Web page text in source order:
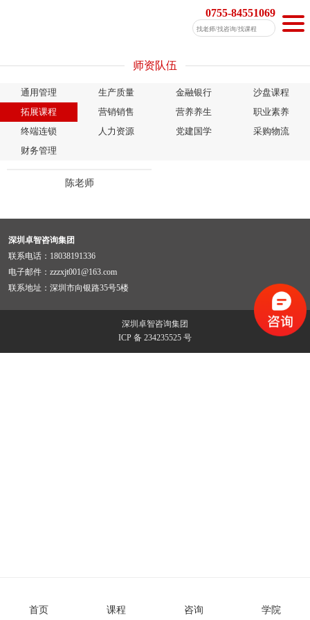
0755-84551069
师资队伍
通用管理 生产质量 金融银行
沙盘课程
拓展课程
营销销售 营养养生
职业素养
终端连锁
人力资源 党建国学
采购物流
财务管理
陈老师
深圳卓智咨询集团
联系电话：18038191336
电子邮件：zzzxjt001@163.com
联系地址：深圳市向银路35号5楼
深圳卓智咨询集团
ICP 备 234235525 号
首页 课程 咨询 学院